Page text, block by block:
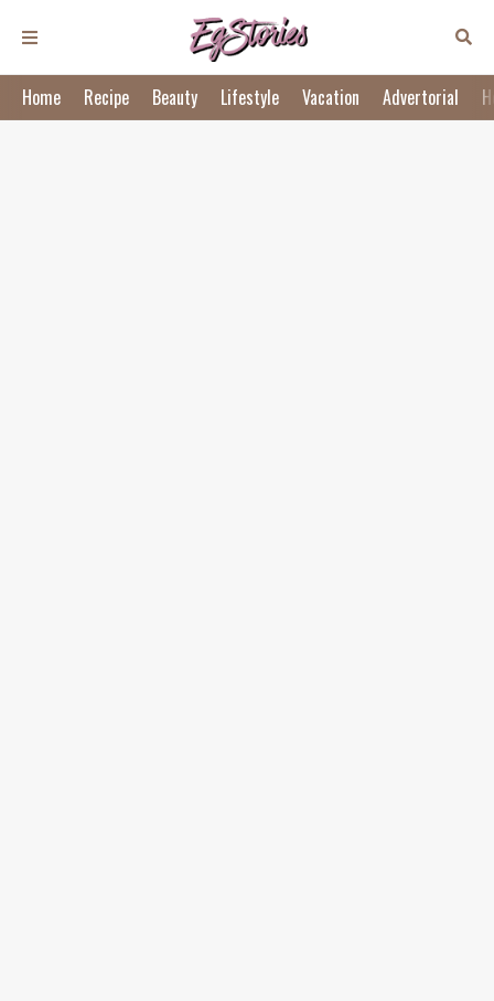
Home Recipe Beauty Lifestyle Vacation Advertorial